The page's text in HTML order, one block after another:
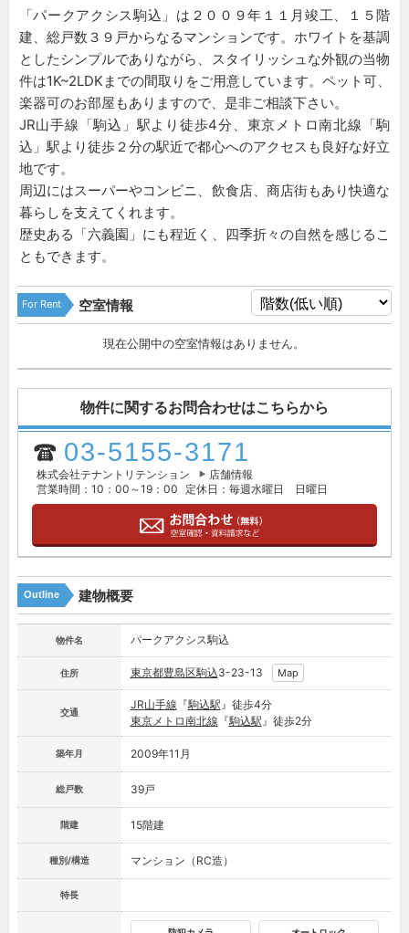
「パークアクシス駒込」は２００９年１１月竣工、１５階
建、総戸数３９戸からなるマンションです。ホワイトを基調
としたシンプルでありながら、スタイリッシュな外観の当物
件は1K~2LDKまでの間取りをご用意しています。ペット可、
楽器可のお部屋もありますので、是非ご相談下さい。
JR山手線「駒込」駅より徒歩4分、東京メトロ南北線「駒
込」駅より徒歩２分の駅近で都心へのアクセスも良好な好立
地です。
周辺にはスーパーやコンビニ、飲食店、商店街もあり快適な
暮らしを支えてくれます。
歴史ある「六義園」にも程近く、四季折々の自然を感じるこ
ともできます。
For Rent 空室情報
現在公開中の空室情報はありません。
物件に関するお問合わせはこちらから
03-5155-3171
株式会社テナントリテンション
店舗情報
営業時間：10：00～19：00
定休日：毎週水曜日 日曜日
Outline 建物概要
物件名 パークアクシス駒込
住所 東京都豊島区駒込3-23-13 Map
交通
JR山手線 『駒込駅 』徒歩4分
東京メトロ南北線 『駒込駅 』徒歩2分
築年月 2009年11月
総戸数 39戸
階建 15階建
種別/構造 マンション（RC造）
特長